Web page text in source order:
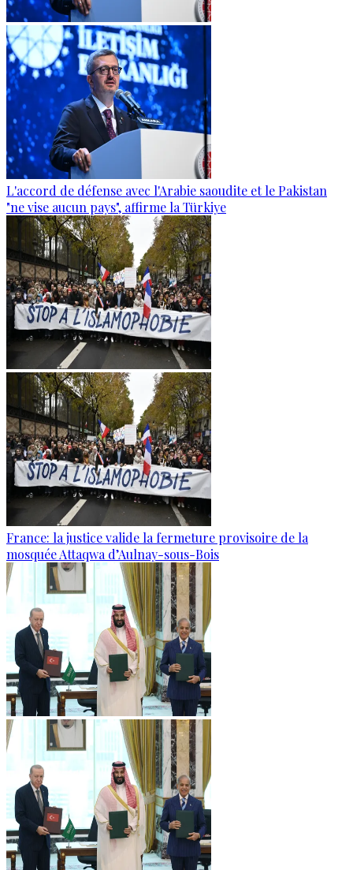
L'accord de défense avec l'Arabie saoudite et le Pakistan
"ne vise aucun pays", affirme la Türkiye
France: la justice valide la fermeture provisoire de la
mosquée Attaqwa d’Aulnay-sous-Bois